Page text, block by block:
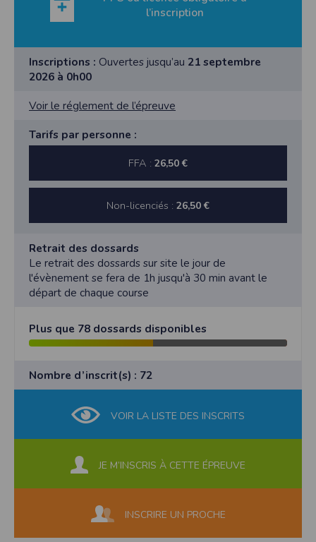
l’inscription
Inscriptions : Ouvertes jusqu’au 21 septembre
2026 à 0h00
Voir le réglement de l’épreuve
Tarifs par personne :
FFA : 26,50 €
Non-licenciés : 26,50 €
Retrait des dossards
Le retrait des dossards sur site le jour de
l'évènement se fera de 1h jusqu'à 30 min avant le
départ de chaque course
Plus que 78 dossards disponibles
Nombre d’inscrit(s) : 72
VOIR LA LISTE DES INSCRITS
JE M’INSCRIS À CETTE ÉPREUVE
INSCRIRE UN PROCHE